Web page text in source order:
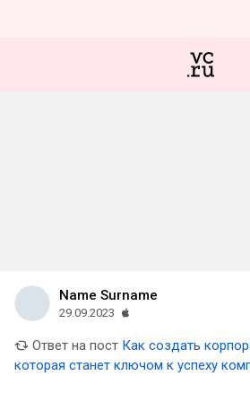
Name Surname
29.09.2023
Ответ на пост Как создать
которая станет ключом к успеху